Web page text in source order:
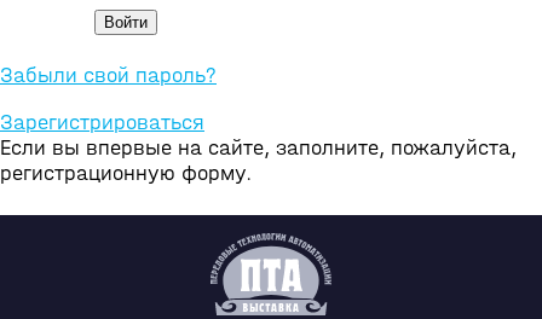
Забыли свой пароль?
Зарегистрироваться
Если вы впервые на сайте, заполните, пожалуйста,
регистрационную форму.